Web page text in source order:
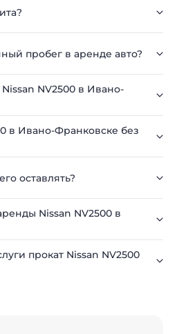
пробег в аренде авто?
NV2500 в Ивано-
в Ивано-Франковске без
оставлять?
Nissan NV2500 в
прокат Nissan NV2500